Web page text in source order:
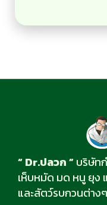
“ Dr.ปลวก ”บริษัท
เห็บหมัด มด หนู ยุง
และสัตว์รบกวนต่าง